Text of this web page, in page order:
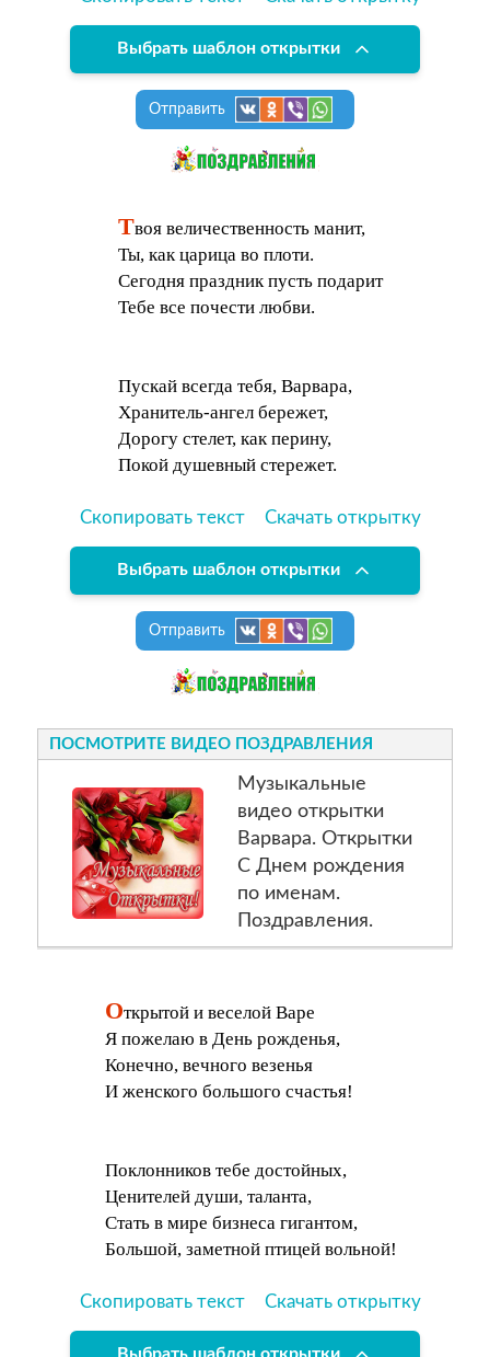
Выбрать шаблон открытки
Отправить
Твоя величественность манит,
Ты, как царица во плоти.
Сегодня праздник пусть подарит
Тебе все почести любви.
Пускай всегда тебя, Варвара,
Хранитель-ангел бережет,
Дорогу стелет, как перину,
Покой душевный стережет.
Скопировать текст Скачать открытку
Выбрать шаблон открытки
Отправить
ПОСМОТРИТЕ ВИДЕО ПОЗДРАВЛЕНИЯ
Музыкальные
видео открытки
Варвара. Открытки
С Днем рождения
по именам.
Поздравления.
Открытой и веселой Варе
Я пожелаю в День рожденья,
Конечно, вечного везенья
И женского большого счастья!
Поклонников тебе достойных,
Ценителей души, таланта,
Стать в мире бизнеса гигантом,
Большой, заметной птицей вольной!
Скопировать текст Скачать открытку